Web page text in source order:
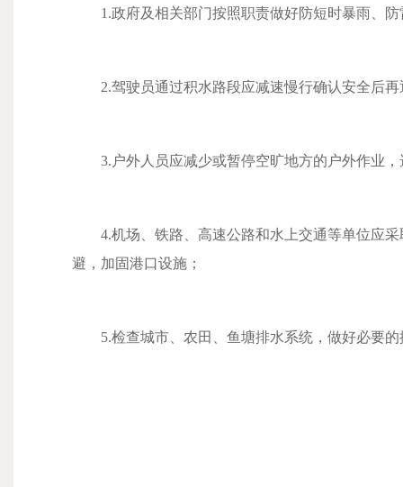
1.政府及相关部门按照职责做好防短时暴雨、防
2.驾驶员通过积水路段应减速慢行确认安全后再
3.户外人员应减少或暂停空旷地方的户外作业，
4.机场、铁路、高速公路和水上交通等单位应采
避，加固港口设施；
5.检查城市、农田、鱼塘排水系统，做好必要的